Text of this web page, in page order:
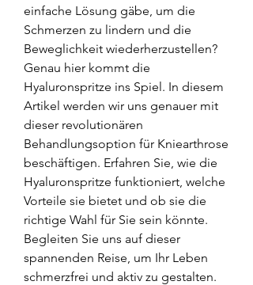
einfache Lösung gäbe, um die
Schmerzen zu lindern und die
Beweglichkeit wiederherzustellen?
Genau hier kommt die
Hyaluronspritze ins Spiel. In diesem
Artikel werden wir uns genauer mit
dieser revolutionären
Behandlungsoption für Kniearthrose
beschäftigen. Erfahren Sie, wie die
Hyaluronspritze funktioniert, welche
Vorteile sie bietet und ob sie die
richtige Wahl für Sie sein könnte.
Begleiten Sie uns auf dieser
spannenden Reise, um Ihr Leben
schmerzfrei und aktiv zu gestalten.